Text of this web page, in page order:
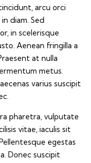
arcu orci
diam. Sed
in scelerisque
Aenean fringilla a
at nulla
metus.
varius suscipit
pharetra, vulputate
vitae, iaculis sit
egestas
Donec suscipit